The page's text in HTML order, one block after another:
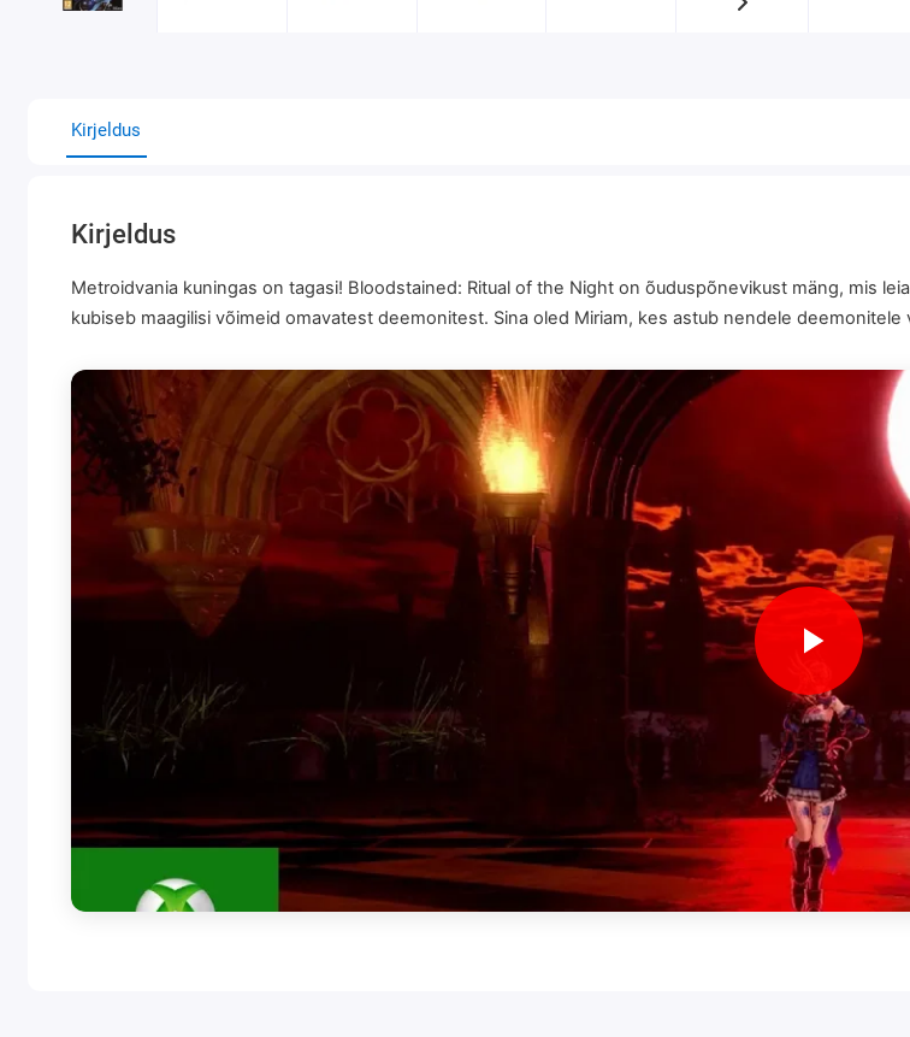
Kirjeldus
Kirjeldus
Metroidvania kuningas on tagasi! Bloodstained: Ritual of the Night on õuduspõnevikust mäng, mis
kubiseb maagilisi võimeid omavatest deemonitest. Sina oled Miriam, kes astub nendele